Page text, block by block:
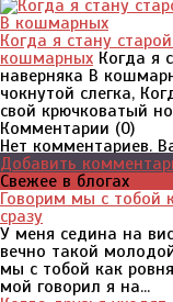
Когда я стану
кошмарных Когда я
наверняка В
чокнутой слегка,
свой крючковатый
Комментарии (0)
Нет комментариев.
Добавить
Свежее в блогах
Говорим мы с тобой
сразу
У меня седина на
вечно такой
мы с тобой как
мой говорил я на...